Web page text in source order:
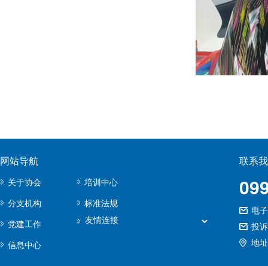
网站导航
关于协会
分支机构
党建工作
信息中心
培训中心
标准法规
联系
电
投
地